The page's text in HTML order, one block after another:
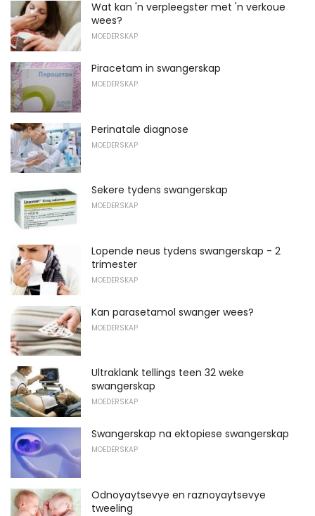
Wat kan 'n verpleegster met 'n verkoue
wees?
MOEDERSKAP
Piracetam in swangerskap
MOEDERSKAP
Perinatale diagnose
MOEDERSKAP
Sekere tydens swangerskap
MOEDERSKAP
Lopende neus tydens swangerskap - 2
trimester
MOEDERSKAP
Kan parasetamol swanger wees?
MOEDERSKAP
Ultraklank tellings teen 32 weke
swangerskap
MOEDERSKAP
Swangerskap na ektopiese swangerskap
MOEDERSKAP
Odnoyaytsevye en raznoyaytsevye
tweeling